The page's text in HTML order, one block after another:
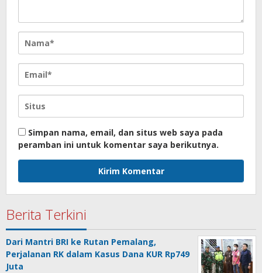
Simpan nama, email, dan situs web saya pada
peramban ini untuk komentar saya berikutnya.
Berita Terkini
Dari Mantri BRI ke Rutan Pemalang,
Perjalanan RK dalam Kasus Dana KUR Rp749
Juta